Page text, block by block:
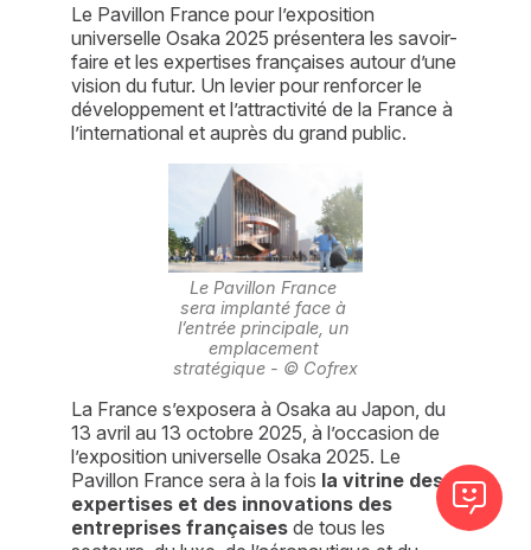
Le Pavillon France pour l’exposition
universelle Osaka 2025 présentera les savoir-
faire et les expertises françaises autour d’une
vision du futur. Un levier pour renforcer le
développement et l’attractivité de la France à
l’international et auprès du grand public.
Le Pavillon France
sera implanté face à
l’entrée principale, un
emplacement
stratégique - © Cofrex
La France s’exposera à Osaka au Japon, du
13 avril au 13 octobre 2025, à l’occasion de
l’exposition universelle Osaka 2025. Le
Pavillon France sera à la fois la vitrine des
expertises et des innovations des
entreprises françaises de tous les